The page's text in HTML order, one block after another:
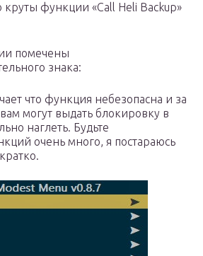
круты функции «Call Heli Backup»
помечены
знака:
что функция небезопасна и за
могут выдать блокировку в
наглеть. Будьте
очень много, я постараюсь